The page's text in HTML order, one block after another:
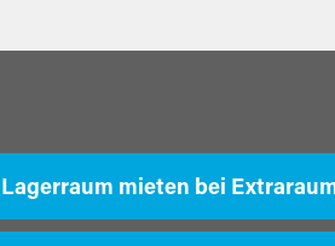
Lagerraum mieten bei